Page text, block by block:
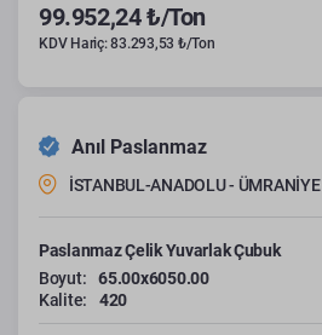
99.952,24 ₺/Ton
KDV Hariç: 83.293,53 ₺/Ton
Anıl Paslanmaz
İSTANBUL-ANADOLU - ÜMRANİYE
Paslanmaz Çelik Yuvarlak Çubuk
Boyut:
65.00x6050.00
Kalite:
420